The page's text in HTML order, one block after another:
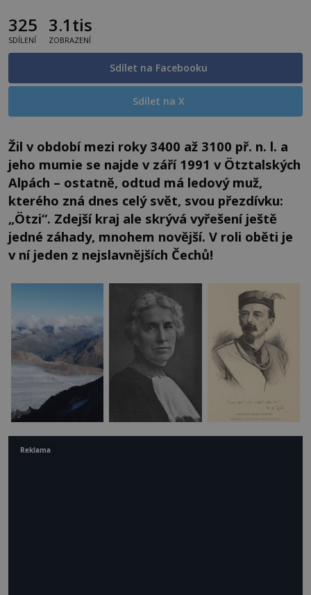
325
SDÍLENÍ
3.1tis
ZOBRAZENÍ
Sdílet na Facebooku
Sdílet na X
Žil v období mezi roky 3400 až 3100 př. n. l. a
jeho mumie se najde v září 1991 v Ötztalských
Alpách – ostatně, odtud má ledový muž,
kterého zná dnes celý svět, svou přezdívku:
„Ötzi“. Zdejší kraj ale skrývá vyřešení ještě
jedné záhady, mnohem novější. V roli oběti je
v ní jeden z nejslavnějších Čechů!
Reklama